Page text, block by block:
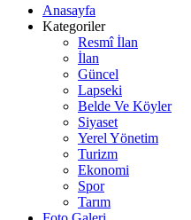
Anasayfa
Kategoriler
Resmî İlan
İlan
Güncel
Lapseki
Belde Ve Köyler
Siyaset
Yerel Yönetim
Turizm
Ekonomi
Spor
Tarım